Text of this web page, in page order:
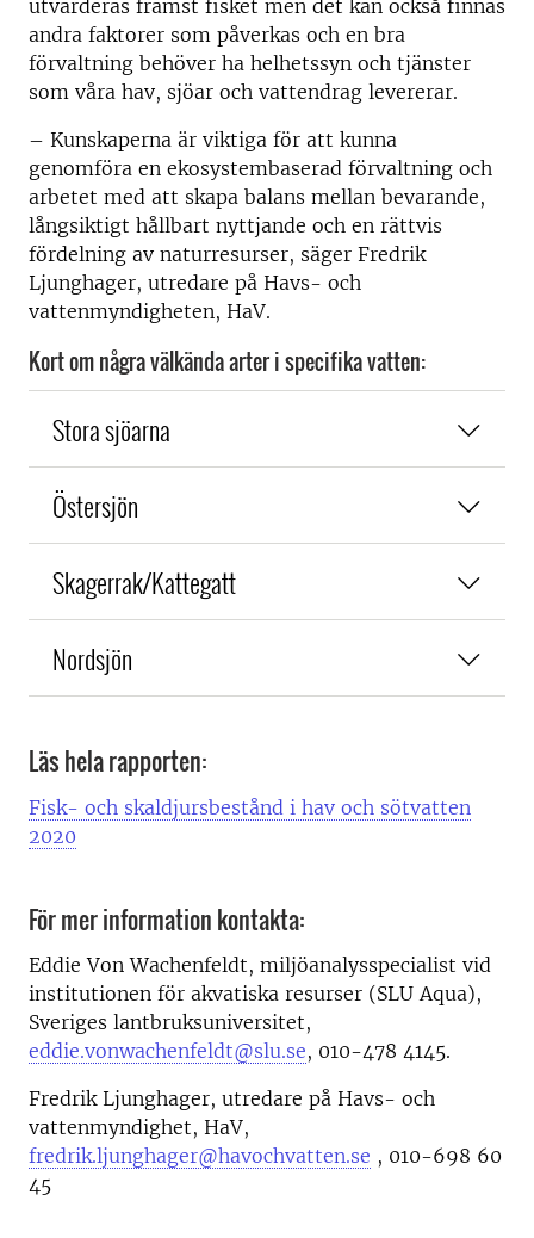
utvärderas främst fisket men det kan också finnas
andra faktorer som påverkas och en bra
förvaltning behöver ha helhetssyn och tjänster
som våra hav, sjöar och vattendrag levererar.
– Kunskaperna är viktiga för att kunna
genomföra en ekosystembaserad förvaltning och
arbetet med att skapa balans mellan bevarande,
långsiktigt hållbart nyttjande och en rättvis
fördelning av naturresurser, säger Fredrik
Ljunghager, utredare på Havs- och
vattenmyndigheten, HaV.
Kort om några välkända arter i specifika vatten:
Stora sjöarna
Östersjön
Skagerrak/Kattegatt
Nordsjön
Läs hela rapporten:
Fisk- och skaldjursbestånd i hav och sötvatten
2020
För mer information kontakta:
Eddie Von Wachenfeldt, miljöanalysspecialist vid
institutionen för akvatiska resurser (SLU Aqua),
Sveriges lantbruksuniversitet,
eddie.vonwachenfeldt@slu.se, 010-478 4145.
Fredrik Ljunghager, utredare på Havs- och
vattenmyndighet, HaV,
fredrik.ljunghager@havochvatten.se , 010-698 60
45